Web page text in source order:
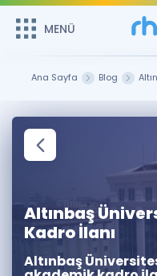
MENÜ
Remzi Hoca ile seni
MENÜ
Çalışma Paketleri
Kitaplar ve
Katılımcı Görüşleri
Faydalı Araçlar
Ana Sayfa Blog
Altınbaş
Kadro İlanı
Altınbaş